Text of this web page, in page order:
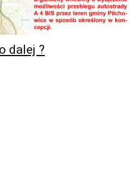
dalej ?